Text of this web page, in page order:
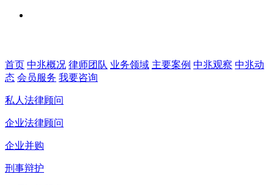
首页 中兆概况 律师团队 业务领域 主要案例 中兆观察 中兆动
态 会员服务 我要咨询
私人法律顾问
企业法律顾问
企业并购
刑事辩护